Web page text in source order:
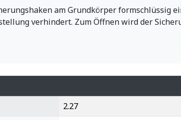
am Grundkörper formschlüssig
verhindert. Zum Öffnen wird der
2.27